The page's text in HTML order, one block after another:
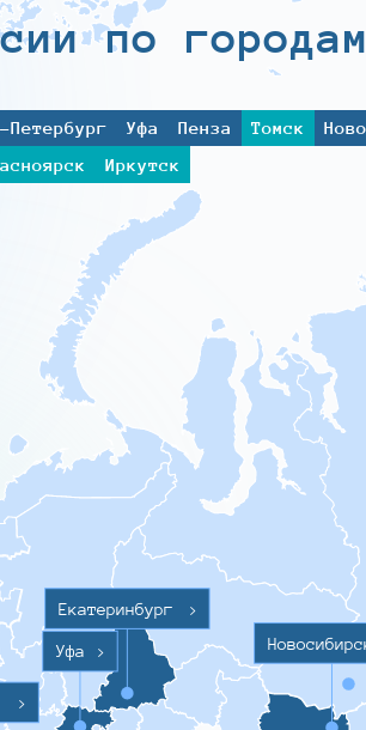
по городам
Петербург Уфа Пенза Томск
Иркутск
>
Уфа >
Екатеринбург
>